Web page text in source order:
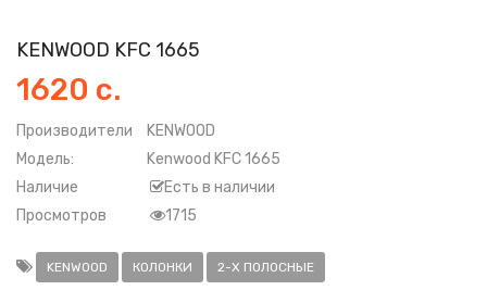
KENWOOD KFC 1665
1620 с.
Производители
KENWOOD
Модель:
Kenwood KFC 1665
Наличие
Есть в наличии
Просмотров
1715
KENWOOD КОЛОНКИ 2-Х ПОЛОСНЫЕ